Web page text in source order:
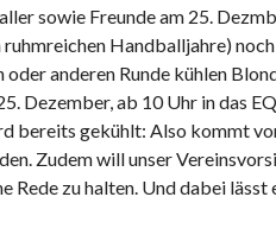
sowie Freunde am 25.
Handballjahre)
anderen Runde kühlen
Dezember, ab 10 Uhr in das
bereits gekühlt: Also kommt
Zudem will unser
zu halten. Und dabei lässt